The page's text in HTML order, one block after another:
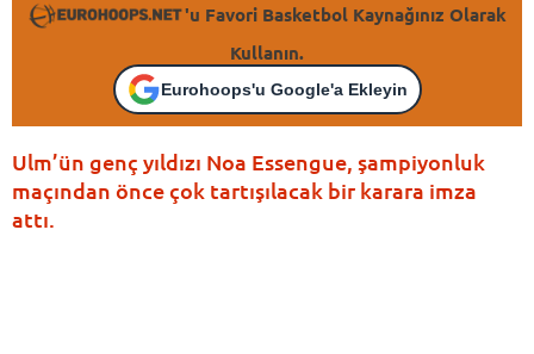
'u Favori Basketbol Kaynağınız Olarak
Kullanın.
Eurohoops'u Google'a Ekleyin
Ulm’ün genç yıldızı Noa Essengue, şampiyonluk
maçından önce çok tartışılacak bir karara imza
attı.